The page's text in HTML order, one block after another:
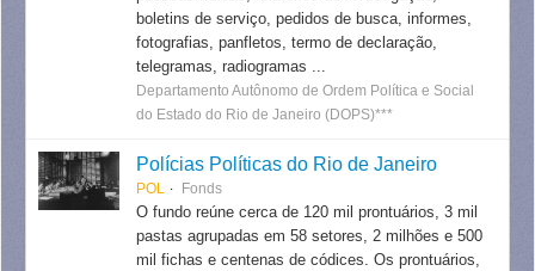
boletins de serviço, pedidos de busca, informes,
fotografias, panfletos, termo de declaração,
telegramas, radiogramas ...
Departamento Autônomo de Ordem Política e Social
do Estado do Rio de Janeiro (DOPS)***
Polícias Políticas do Rio de Janeiro
POL Fonds
O fundo reúne cerca de 120 mil prontuários, 3 mil
pastas agrupadas em 58 setores, 2 milhões e 500
mil fichas e centenas de códices. Os prontuários,